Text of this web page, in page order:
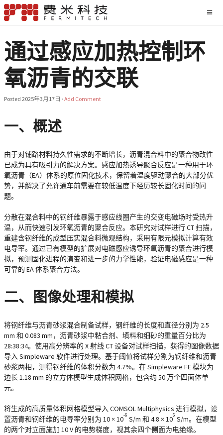
通过感应加热控制环
氧沥青的交联
Posted 2025年3月17日 · Add Comment
一、概述
由于对铺路材料持久性需求的不断增长，沥青混合料中的聚合物改性
已成为具有吸引力的解决方案。感应加热诱导聚合反应是一种用于环
氧沥青（EA）体系的原位固化技术，保留着温度驱动聚合的大部分优
势，并解决了允许通车前需要在较低温度下经历较长固化时间的问
题。
分散在混合料中的钢纤维暴露于感应线圈产生的交变电磁场时受热升
温，从而快速引发环氧沥青的聚合反应。本研究对试样进行 CT 扫描，
重建含钢纤维的成型压实混合料微观结构，采用有限元模拟计算有效
电导率。通过已有模型的扩展对电磁感应诱导环氧沥青的聚合进行模
拟，预测固化进程的演变和进一步的力学性能，验证电磁感应是一种
可靠的 EA 体系聚合方法。
二、图像处理和模拟
将钢纤维与沥青砂浆混合制备试样，钢纤维的长度和直径分别为 2.5
mm 和 0.083 mm，沥青砂浆中粘合剂、填料和细砂的重量百分比为
28:38:34。使用高分辨率的 X 射线 CT 设备对试样扫描，获得的图像数据
导入 Simpleware 软件进行处理。基于阈值将试样分割为钢纤维和沥青
砂浆两相，测得钢纤维的体积分数为 4.7%。在 Simpleware FE 模块为
边长 1.18 mm 的立方体模型生成体积网格，包含约 50 万个四面体单
元。
将生成的高质量体积网格模型导入 COMSOL Multiphysics 进行模拟，设
置沥青和钢纤维的电导率分别为 10 × 10
-6
S/m 和 4.8 × 10
6
S/m。在模型
的两个对立面施加 10 V 的电势梯度，视其余四个侧面为电绝缘。